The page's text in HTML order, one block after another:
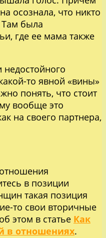
осознала, что никто
Там была
где ее мама также
то явной «вины»
понять, что стоит
вообще это
на своего партнера,
в позиции
такая позиция
то свои вторичные
этом в статье Как
в отношениях.